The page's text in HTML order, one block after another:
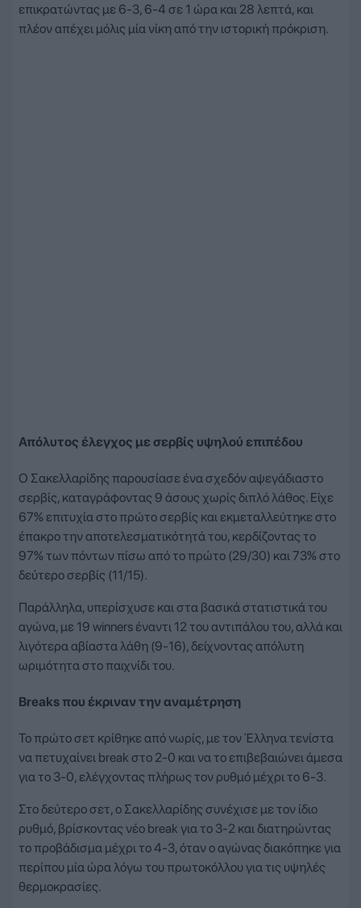
επικρατώντας με 6-3, 6-4 σε 1 ώρα και 28 λεπτά, και
πλέον απέχει μόλις μία νίκη από την ιστορική πρόκριση.
Απόλυτος έλεγχος με σερβίς υψηλού επιπέδου
Ο Σακελλαρίδης παρουσίασε ένα σχεδόν αψεγάδιαστο
σερβίς, καταγράφοντας 9 άσους χωρίς διπλό λάθος. Είχε
67% επιτυχία στο πρώτο σερβίς και εκμεταλλεύτηκε στο
έπακρο την αποτελεσματικότητά του, κερδίζοντας το
97% των πόντων πίσω από το πρώτο (29/30) και 73% στο
δεύτερο σερβίς (11/15).
Παράλληλα, υπερίσχυσε και στα βασικά στατιστικά του
αγώνα, με 19 winners έναντι 12 του αντιπάλου του, αλλά και
λιγότερα αβίαστα λάθη (9-16), δείχνοντας απόλυτη
ωριμότητα στο παιχνίδι του.
Breaks που έκριναν την αναμέτρηση
Το πρώτο σετ κρίθηκε από νωρίς, με τον Έλληνα τενίστα
να πετυχαίνει break στο 2-0 και να το επιβεβαιώνει άμεσα
για το 3-0, ελέγχοντας πλήρως τον ρυθμό μέχρι το 6-3.
Στο δεύτερο σετ, ο Σακελλαρίδης συνέχισε με τον ίδιο
ρυθμό, βρίσκοντας νέο break για το 3-2 και διατηρώντας
το προβάδισμα μέχρι το 4-3, όταν ο αγώνας διακόπηκε για
περίπου μία ώρα λόγω του πρωτοκόλλου για τις υψηλές
θερμοκρασίες.